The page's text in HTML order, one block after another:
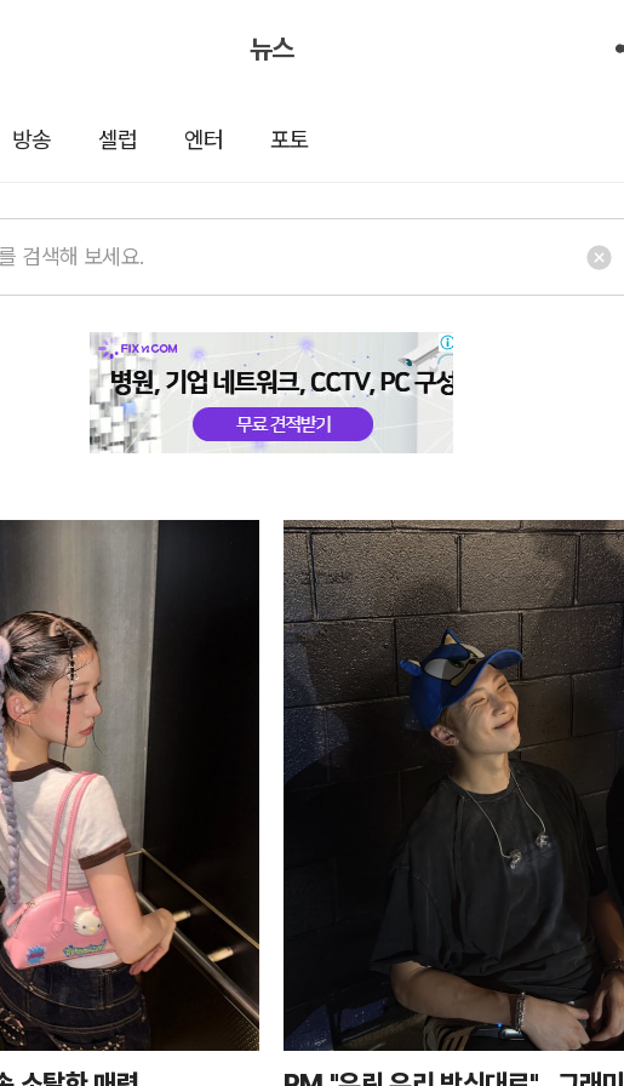
뉴스
방송 셀럽 엔터 포토